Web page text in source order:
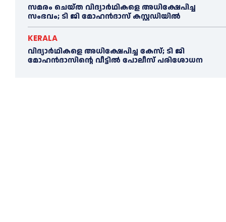
സമരം ചെയ്ത വിദ്യാര്‍ഥികളെ അധിക്ഷേപിച്ച
സംഭവം; ടി ജി മോഹന്‍ദാസ് കസ്റ്റഡിയിൽ
KERALA
വിദ്യാര്‍ഥികളെ അധിക്ഷേപിച്ച കേസ്; ടി ജി
മോഹന്‍ദാസിന്റെ വീട്ടില്‍ പോലീസ് പരിശോധന